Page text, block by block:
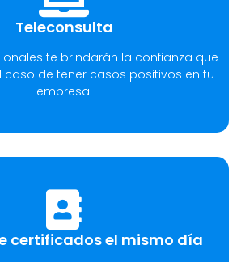
Teleconsulta
te brindarán la confianza que
caso de tener casos positivos en tu
empresa.
certificados el mismo día